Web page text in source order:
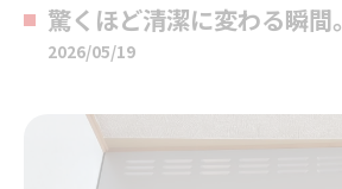
驚くほど清潔に変わる瞬間。
2026/05/19